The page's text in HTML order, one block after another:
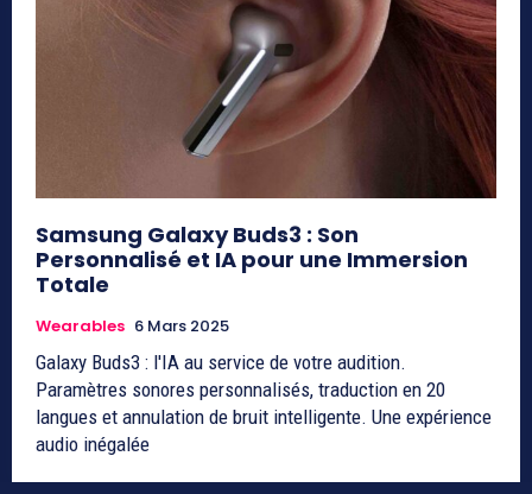
Samsung Galaxy Buds3 : Son
Personnalisé et IA pour une Immersion
Totale
Wearables 6 Mars 2025
Galaxy Buds3 : l'IA au service de votre audition.
Paramètres sonores personnalisés, traduction en 20
langues et annulation de bruit intelligente. Une expérience
audio inégalée